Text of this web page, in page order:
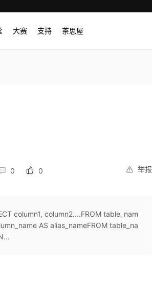
大赛 支持 茶思屋
举报
0 0
column1, column2....FROM table_nam
AS alias_nameFROM table_na